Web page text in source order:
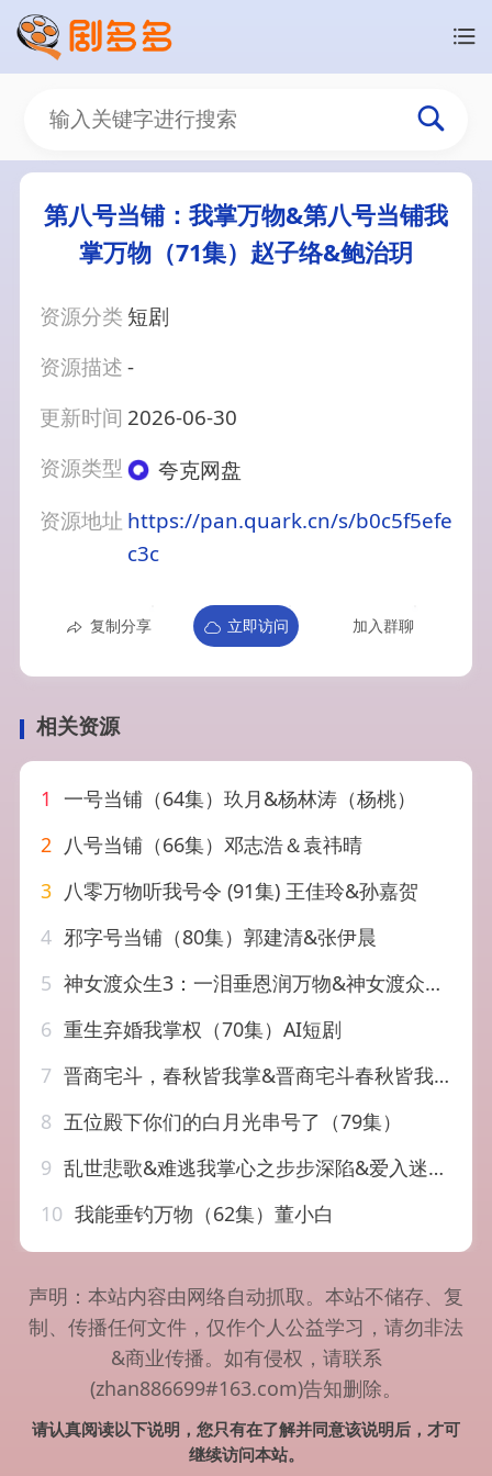
第八号当铺：我掌万物&第八号当铺我
掌万物（71集）赵子络&鲍治玥
资源分类 短剧
资源描述-
更新时间 2026-06-30
资源类型
夸克网盘
资源地址 https://pan.quark.cn/s/b0c5f5efe
c3c
复制分享 立即访问 加入群聊
相关资源
1 一号当铺（64集）玖月&杨林涛（杨桃）
2 八号当铺（66集）邓志浩＆袁祎晴
3 八零万物听我号令 (91集) 王佳玲&孙嘉贺
4 邪字号当铺（80集）郭建清&张伊晨
5 神女渡众生3：一泪垂恩润万物&神女渡众生3一泪垂恩润万物（56集）AI短剧
6 重生弃婚我掌权（70集）AI短剧
7 晋商宅斗，春秋皆我掌&晋商宅斗春秋皆我掌（51集）AI短剧
8 五位殿下你们的白月光串号了（79集）
9 乱世悲歌&难逃我掌心之步步深陷&爱入迷途（67集）宋彧佳&王道铁
10 我能垂钓万物（62集）董小白
声明：本站内容由网络自动抓取。本站不储存、复
制、传播任何文件，仅作个人公益学习，请勿非法
&商业传播。如有侵权，请联系
(zhan886699#163.com)告知删除。
请认真阅读以下说明，您只有在了解并同意该说明后，才可
继续访问本站。